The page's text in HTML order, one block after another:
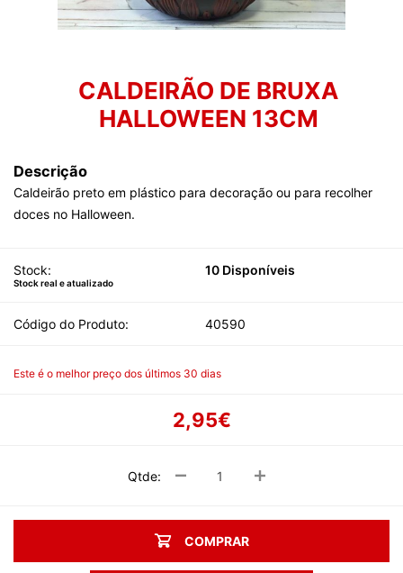
CALDEIRÃO DE BRUXA
HALLOWEEN 13CM
Descrição
Caldeirão preto em plástico para decoração ou para recolher
doces no Halloween.
Stock: 10 Disponíveis
Stock real e atualizado
Código do Produto: 40590
Este é o melhor preço dos últimos 30 dias
2,95€
Qtde:
COMPRAR